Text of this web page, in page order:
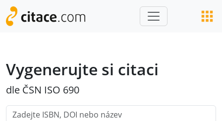
Vygenerujte si citaci
dle ČSN ISO 690